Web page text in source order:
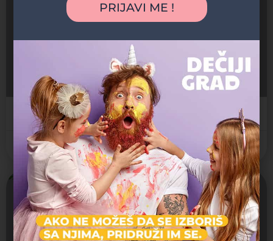
M&M Elefantino Medaković
Jaslice, Predškolsko, Vrtić
Чедомиља Митровића 22, Beograd, Srbija
Privatni vrtić
Voždovac
PRIJAVI ME !